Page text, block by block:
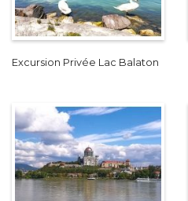
Excursion Privée Lac Balaton